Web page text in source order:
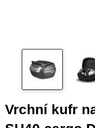
Vrchní kufr